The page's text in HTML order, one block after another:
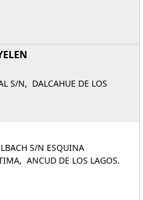
S/N, DALCAHUE DE LOS
S/N ESQUINA
ANCUD DE LOS LAGOS.